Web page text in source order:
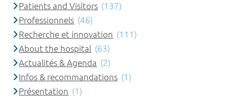
Patients and Visitors (137)
Professionnels (46)
Recherche et innovation (111)
About the hospital (63)
Actualités & Agenda (2)
Infos & recommandations (1)
Présentation (1)